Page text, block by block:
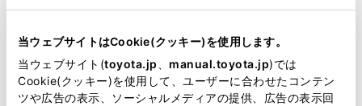
当ウェブサイトはCookie(クッキー)を使用します。
当ウェブサイト(toyota.jp manual.toyota.jp)では
Cookie(クッキー)を使用して、ユーザーに合わせたコンテン
ツや広告の表示、ソーシャルメディアの提供、広告の表示回
ブに活躍しているカローラ。4WDで走る今年の雪の山道も楽しみ